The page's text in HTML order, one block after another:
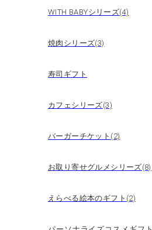
WITH BABYシリーズ(4)
焼肉シリーズ(3)
寿司ギフト
カフェシリーズ(3)
バーガーチケット(2)
お取り寄せグルメシリーズ(8)
えらべる絵本のギフト(2)